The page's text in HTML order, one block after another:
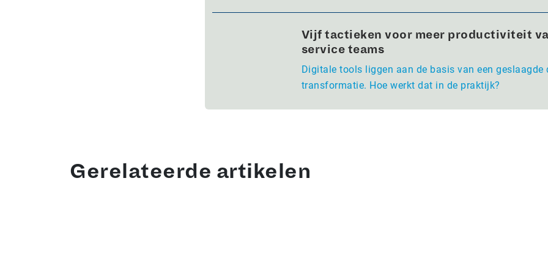
Vijf tactieken voor meer productiviteit
service teams
Digitale tools liggen aan de basis van een geslaagde
transformatie. Hoe werkt dat in de praktijk?
Gerelateerde artikelen